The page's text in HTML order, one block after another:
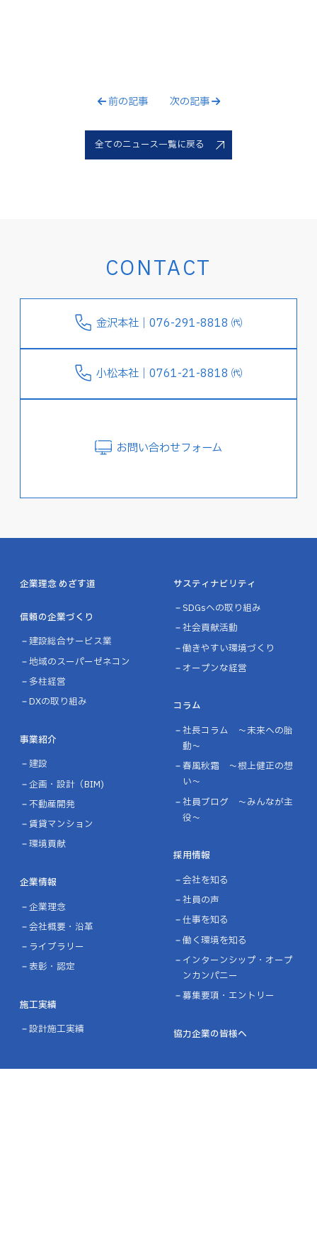
前の記事 次の記事
全てのニュース一覧に戻る
CONTACT
金沢本社｜076-291-8818 ㈹
小松本社｜0761-21-8818 ㈹
お問い合わせフォーム
企業理念 めざす道
信頼の企業づくり
建設総合サービス業
地域のスーパーゼネコン
多柱経営
DXの取り組み
事業紹介
建設
企画・設計（BIM)
不動産開発
賃貸マンション
環境貢献
企業情報
企業理念
会社概要・沿革
ライブラリー
表彰・認定
施工実績
設計施工実績
サスティナビリティ
SDGsへの取り組み
社会貢献活動
働きやすい環境づくり
オープンな経営
コラム
社長コラム ～未来への胎
動～
春風秋霜 ～根上健正の想
い～
社員ブログ ～みんなが主
役～
採用情報
会社を知る
社員の声
仕事を知る
働く環境を知る
インターンシップ・オープ
ンカンパニー
募集要項・エントリー
協力企業の皆様へ